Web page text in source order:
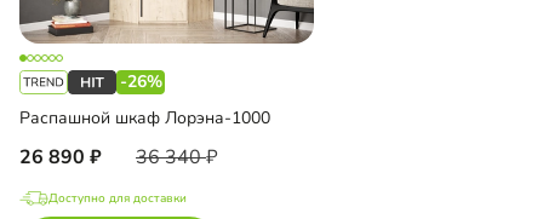
-26%
Распашной шкаф Лорэна-1000
26 890 36 340
Доступно для доставки